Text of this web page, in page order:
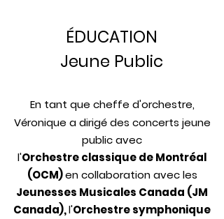
ÉDUCATION
Jeune Public
En tant que cheffe d'orchestre,
Véronique a dirigé des concerts jeune
public avec
l'Orchestre classique de Montréal
(OCM)en collaboration avec les
Jeunesses Musicales Canada (JM
Canada),l'Orchestre symphonique